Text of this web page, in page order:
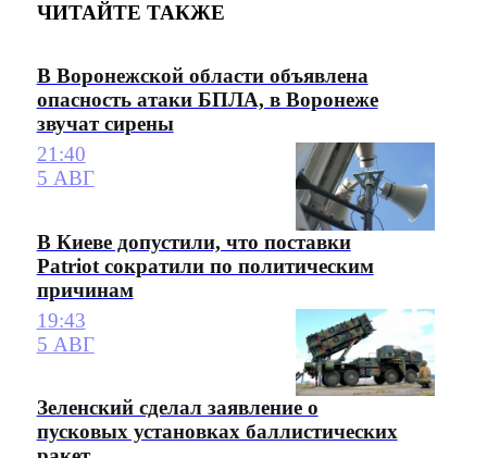
ЧИТАЙТЕ ТАКЖЕ
В Воронежской области объявлена
опасность атаки БПЛА, в Воронеже
звучат сирены
21:40
5 АВГ
В Киеве допустили, что поставки
Patriot сократили по политическим
причинам
19:43
5 АВГ
Зеленский сделал заявление о
пусковых установках баллистических